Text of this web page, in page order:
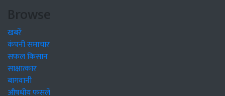
Browse
खबरें
कंपनी समाचार
सफल किसान
साक्षात्कार
बागवानी
औषधीय फसलें